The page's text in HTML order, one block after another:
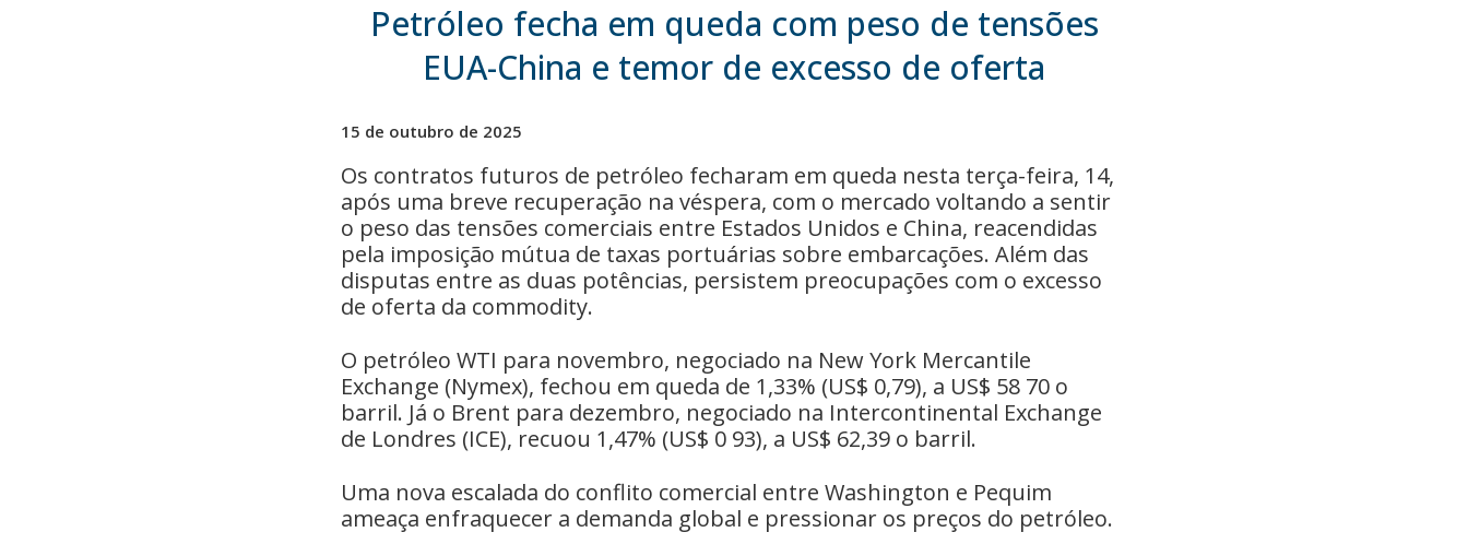
Petróleo fecha em queda com peso de tensões
EUA-China e temor de excesso de oferta
15 de outubro de 2025
Os contratos futuros de petróleo fecharam em queda nesta terça-feira, 14,
após uma breve recuperação na véspera, com o mercado voltando a sentir
o peso das tensões comerciais entre Estados Unidos e China, reacendidas
pela imposição mútua de taxas portuárias sobre embarcações. Além das
disputas entre as duas potências, persistem preocupações com o excesso
de oferta da commodity.
O petróleo WTI para novembro, negociado na New York Mercantile
Exchange (Nymex), fechou em queda de 1,33% (US$ 0,79), a US$ 58 70 o
barril. Já o Brent para dezembro, negociado na Intercontinental Exchange
de Londres (ICE), recuou 1,47% (US$ 0 93), a US$ 62,39 o barril.
Uma nova escalada do conflito comercial entre Washington e Pequim
ameaça enfraquecer a demanda global e pressionar os preços do petróleo.